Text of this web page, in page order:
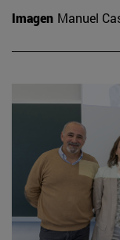
Imagen Manuel